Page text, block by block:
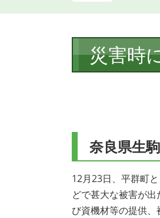
文
災害時
奈良県生
12月23日、平群町
どで甚大な被害が
び資機材等の提供、